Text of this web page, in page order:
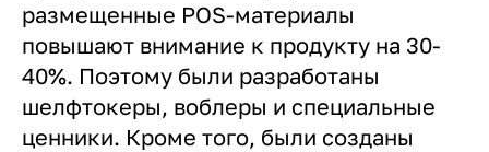
размещенные POS-материалы
повышают внимание к продукту на 30-
40%. Поэтому были разработаны
шелфтокеры, воблеры и специальные
ценники. Кроме того, были созданы